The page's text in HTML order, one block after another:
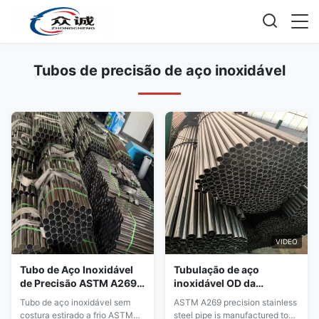
Tubos de precisão de aço inoxidável
Tubo de Aço Inoxidável
de Precisão ASTM A269
TP304L 3mm-89mm OD
0.5mm-10mm Parede
Tubo de aço inoxidável sem
costura estirado a frio ASTM
VIDEO
Tubulação de aço
inoxidável OD da
precisão de TP304 /TP
316L 1.6mm - 50.8mm
ASTM A269 precision stainless
steel pipe is manufactured to